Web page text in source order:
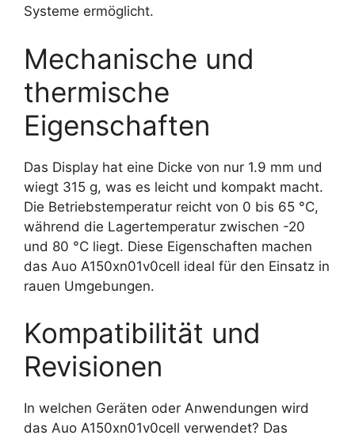
Systeme ermöglicht.
Mechanische und
thermische
Eigenschaften
Das Display hat eine Dicke von nur 1.9 mm und
wiegt 315 g, was es leicht und kompakt macht.
Die Betriebstemperatur reicht von 0 bis 65 °C,
während die Lagertemperatur zwischen -20
und 80 °C liegt. Diese Eigenschaften machen
das Auo A150xn01v0cell ideal für den Einsatz in
rauen Umgebungen.
Kompatibilität und
Revisionen
In welchen Geräten oder Anwendungen wird
das Auo A150xn01v0cell verwendet? Das